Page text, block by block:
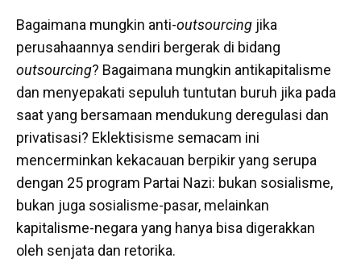
Bagaimana mungkin anti-outsourcing jika
perusahaannya sendiri bergerak di bidang
outsourcing? Bagaimana mungkin antikapitalisme
dan menyepakati sepuluh tuntutan buruh jika pada
saat yang bersamaan mendukung deregulasi dan
privatisasi? Eklektisisme semacam ini
mencerminkan kekacauan berpikir yang serupa
dengan 25 program Partai Nazi: bukan sosialisme,
bukan juga sosialisme-pasar, melainkan
kapitalisme-negara yang hanya bisa digerakkan
oleh senjata dan retorika.